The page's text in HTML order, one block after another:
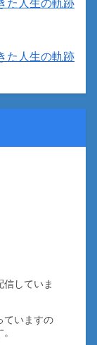
た人生の軌跡
た人生の軌跡
信していま
ていますの